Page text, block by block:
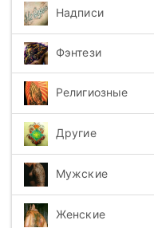
Надписи
Фэнтези
Религиозные
Другие
Мужские
Женские